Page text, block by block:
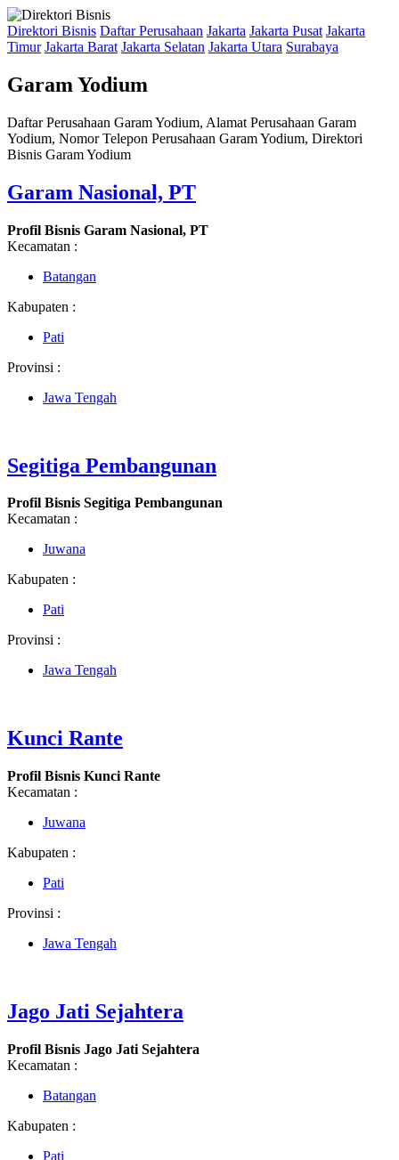
Direktori Bisnis Daftar Perusahaan Jakarta Jakarta Pusat Jakarta
Timur Jakarta Barat Jakarta Selatan Jakarta Utara Surabaya
Garam Yodium
Daftar Perusahaan Garam Yodium, Alamat Perusahaan Garam
Yodium, Nomor Telepon Perusahaan Garam Yodium, Direktori
Bisnis Garam Yodium
Garam Nasional, PT
Profil Bisnis Garam Nasional, PT
Kecamatan :
Batangan
Kabupaten :
Pati
Provinsi :
Jawa Tengah
Segitiga Pembangunan
Profil Bisnis Segitiga Pembangunan
Kecamatan :
Juwana
Kabupaten :
Pati
Provinsi :
Jawa Tengah
Kunci Rante
Profil Bisnis Kunci Rante
Kecamatan :
Juwana
Kabupaten :
Pati
Provinsi :
Jawa Tengah
Jago Jati Sejahtera
Profil Bisnis Jago Jati Sejahtera
Kecamatan :
Batangan
Kabupaten :
Pati